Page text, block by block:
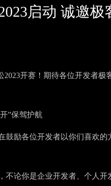
启动 诚邀
2023开赛 ！期待各位开发者
”保驾护航
励各位开发者以你们喜欢的
不论你是企业开发者、个人